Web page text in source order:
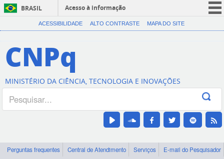
BRASIL
Acesso à informação
CORONAVÍRUS (COVID-19)
Canais
ACESSIBILIDADE ALTO CONTRASTE MAPA DO SITE
CNPq
MINISTÉRIO DA CIÊNCIA, TECNOLOGIA E INOVAÇÕES
Perguntas frequentes Central de Atendimento Serviços
E-mail do Pesquisador